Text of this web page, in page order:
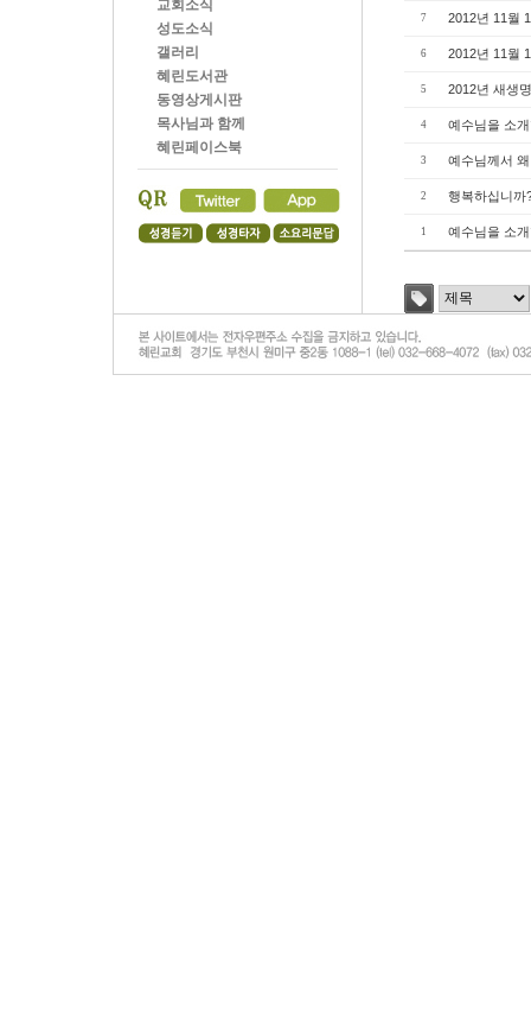
교회소식
성도소식
갤러리
혜린도서관
동영상게시판
목사님과 함께
혜린페이스북
7 2012년 11월
6 2012년 11월
5 2012년 새생
4 예수님을 소
3 예수님께서
2 행복하십니까
1 예수님을 소